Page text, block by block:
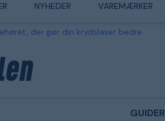
NYHEDER VAREMÆRKER
der gør din krydslaser bedre
GUIDER